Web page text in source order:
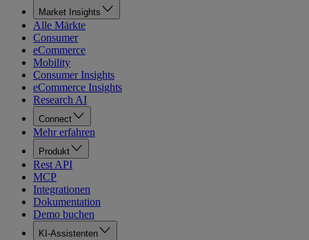
Market Insights
Alle Märkte
Consumer
eCommerce
Mobility
Consumer Insights
eCommerce Insights
Research AI
Connect
Mehr erfahren
Produkt
Rest API
MCP
Integrationen
Dokumentation
Demo buchen
KI-Assistenten